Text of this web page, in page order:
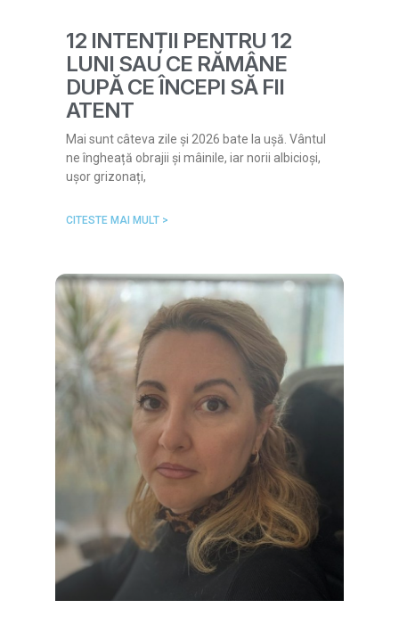
12 INTENȚII PENTRU 12
LUNI SAU CE RĂMÂNE
DUPĂ CE ÎNCEPI SĂ FII
ATENT
Mai sunt câteva zile și 2026 bate la ușă. Vântul
ne îngheață obrajii și mâinile, iar norii albicioși,
ușor grizonați,
CITESTE MAI MULT >